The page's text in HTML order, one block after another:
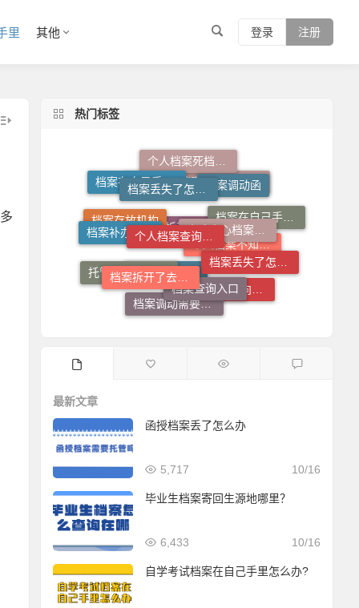
登录 注册
里 其他
热门标签
档案存放流程
档案拆开了怎么补救
个人档案不知道在哪儿怎么查
个人档案去向查询
档案调动需要什么手续
托管档案手续如何办理
档案存放机构
档案托管流程
档案查询系统官网
档案丢失了怎么办
档案查询入口
档案拆开了去哪里封
档案补办流程
档案在自己手里怎么放到人才市场
个人档案死档激活
档案调动函
人才中心档案接收流程
个人档案查询系统
档案丢失了怎么补
最新文章
函授档案丢了怎么办
10/16
5,717
毕业生档案寄回生源地哪里？
10/16
6,433
自学考试档案在自己手里怎么办?